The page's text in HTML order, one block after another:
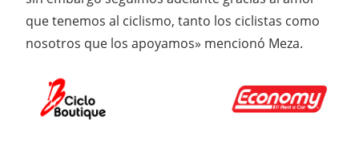
que tenemos al ciclismo, tanto los ciclistas como
nosotros que los apoyamos» mencionó Meza.